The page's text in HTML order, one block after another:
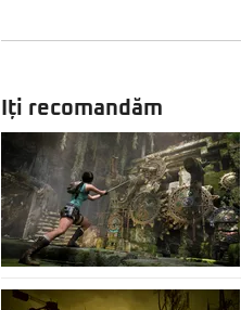
Iți recomandăm